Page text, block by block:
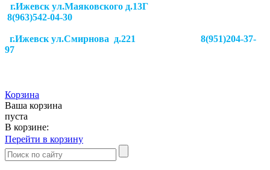
г.Ижевск ул.Маяковского д.13Г
8(963)542-04-30
г.Ижевск ул.Смирнова д.221
8(951)204-37-
97
Корзина
Ваша корзина
пуста
В корзине:
Перейти в корзину